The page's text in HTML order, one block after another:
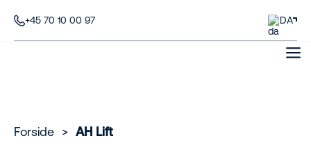
+45 70 10 00 97 DA
Forside > AH Lift